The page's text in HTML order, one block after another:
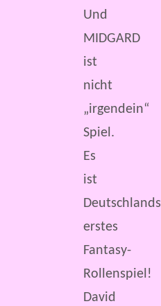
Und
MIDGARD
ist
nicht
„irgendein“
Spiel.
Es
ist
Deutschlands
erstes
Fantasy-
Rollenspiel!
David